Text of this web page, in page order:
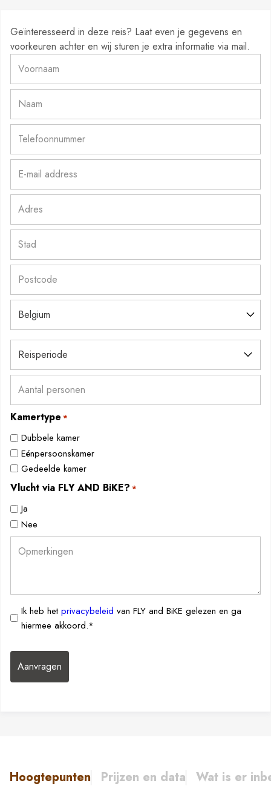
Geïnteresseerd in deze reis? Laat even je gegevens en
voorkeuren achter en wij sturen je extra informatie via mail.
mail
address
Street
Address
City
ZIP
Postal
Code
Country
personen
*
Kamertype *
Dubbele kamer
Eénpersoonskamer
Gedeelde kamer
Vlucht via FLY AND BiKE? *
Ja
Nee
heb
privacybeleid
van
FLY
hiermee
akkoord.*
Ik heb hetprivacybeleid van FLY and BiKE gelezen en ga
hiermee akkoord.*
Hoogtepunten Prijzen en data Wat is er